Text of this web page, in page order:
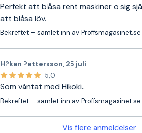
Perfekt att blåsa rent maskiner o sig
att blåsa löv.
Bekreftet – samlet inn av Proffsmagasinet.se
H?kan Pettersson, 25 juli
5,0
Som väntat med Hikoki..
Bekreftet – samlet inn av Proffsmagasinet.se
Vis flere anmeldelser